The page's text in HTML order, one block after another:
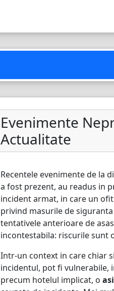
Evenimente
Actualitate
Recentele evenimente de la
a fost prezent, au readus in
incident armat, in care un
privind masurile de
tentativele anterioare de
incontestabila: riscurile sunt
Intr-un context in care chiar
incidentul, pot fi vulnerabile,
precum hotelul implicat, o